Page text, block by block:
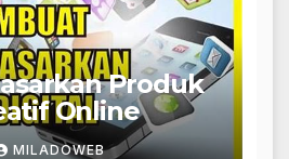
Produk
Online
MILADOWEB